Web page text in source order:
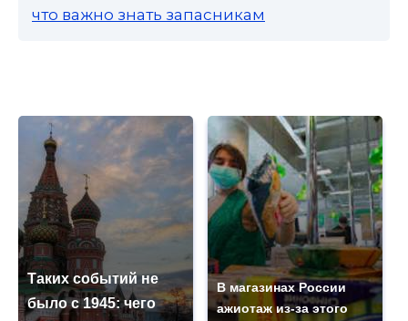
что важно знать запасникам
Таких событий не
было с 1945: чего
В магазинах России
ажиотаж из-за этого